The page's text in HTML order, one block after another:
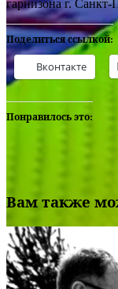
гарнизона г.
Поделиться ссылкой:
Вконтакте
Понравилось это:
Вам также